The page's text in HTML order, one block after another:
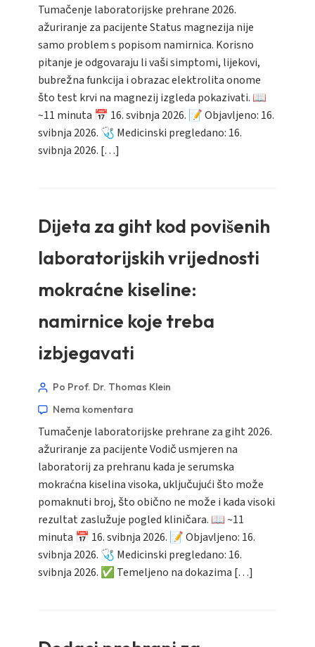
Tumačenje laboratorijske prehrane 2026.
ažuriranje za pacijente Status magnezija nije
samo problem s popisom namirnica. Korisno
pitanje je odgovaraju li vaši simptomi, lijekovi,
bubrežna funkcija i obrazac elektrolita onome
što test krvi na magnezij izgleda pokazivati. 📖
~11 minuta 📅 16. svibnja 2026. 📝 Objavljeno: 16.
svibnja 2026. 🩺 Medicinski pregledano: 16.
svibnja 2026. […]
Dijeta za giht kod povišenih
laboratorijskih vrijednosti
mokraćne kiseline:
namirnice koje treba
izbjegavati
Po Prof. Dr. Thomas Klein
Nema komentara
Tumačenje laboratorijske prehrane za giht 2026.
ažuriranje za pacijente Vodič usmjeren na
laboratorij za prehranu kada je serumska
mokraćna kiselina visoka, uključujući što može
pomaknuti broj, što obično ne može i kada visoki
rezultat zaslužuje pogled kliničara. 📖 ~11
minuta 📅 16. svibnja 2026. 📝 Objavljeno: 16.
svibnja 2026. 🩺 Medicinski pregledano: 16.
svibnja 2026. ✅ Temeljeno na dokazima […]